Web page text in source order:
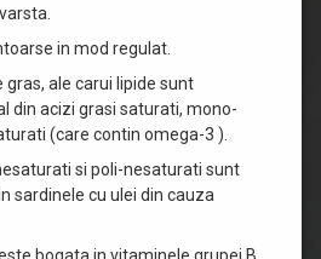
in mod regulat.
ale carui lipide sunt
din acizi grasi saturati, mono-
(care contin omega-3 ).
si poli-nesaturati sunt
sardinele cu ulei din cauza